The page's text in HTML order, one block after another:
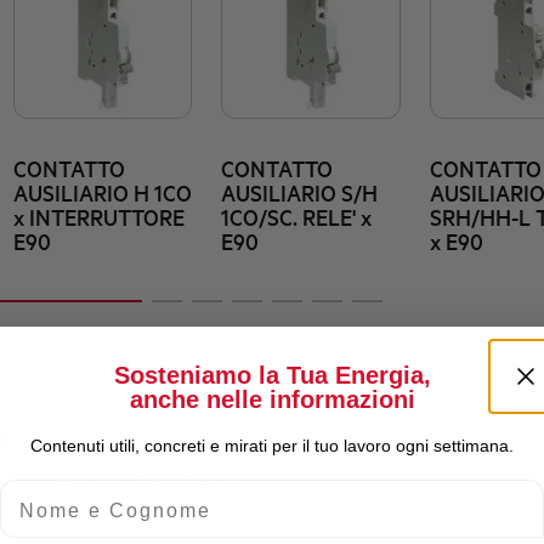
CONTATTO
AUSILIARIO H 1CO
x INTERRUTTORE
E90
CONTATTO
AUSILIARIO S/H
1CO/SC. RELE' x
E90
CONTATTO
AUSILIARIO
SRH/HH-L
x E90
Sosteniamo la Tua Energia,
anche nelle informazioni
Contenuti utili, concreti e mirati per il tuo lavoro ogni settimana.